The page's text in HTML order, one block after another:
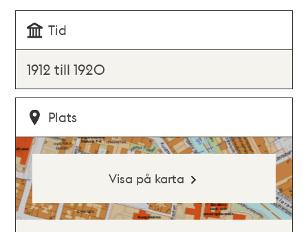
Tid
1912 till 1920
Plats
Visa på karta